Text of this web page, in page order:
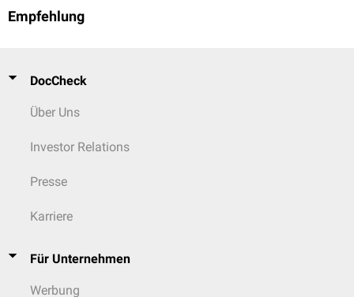
Empfehlung
DocCheck
Über Uns
Investor Relations
Presse
Karriere
Für Unternehmen
Werbung